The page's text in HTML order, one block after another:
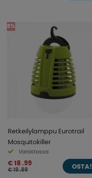
5%
Retkeilylamppu Eurotrail
Mosquitokiller
Varastossa
€ 18 .99
€ 19 .99
OSTA!